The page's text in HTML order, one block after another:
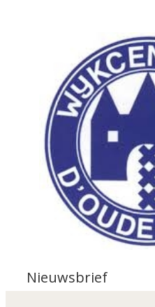
Nieuwsbrief